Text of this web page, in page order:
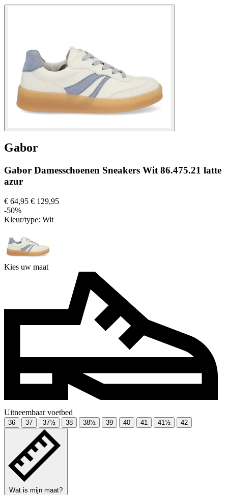
Gabor
Gabor Damesschoenen Sneakers Wit 86.475.21 latte
azur
€ 64,95 € 129,95
-50%
Kleur/type: Wit
Kies uw maat
Uitneembaar voetbed
36 37 37½ 38 38½ 39 40 41 41½ 42
Wat is mijn maat?